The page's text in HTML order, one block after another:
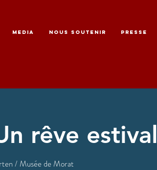
MEDIA NOUS SOUTENIR PRESSE
rêve estival
/ Musée de Morat